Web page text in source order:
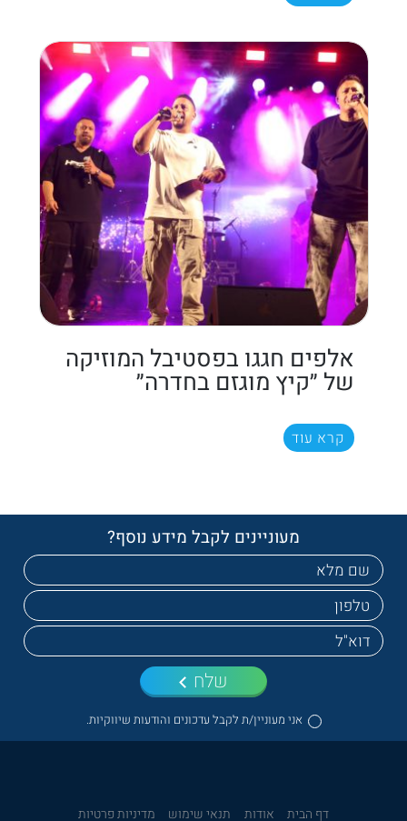
אלפים חגגו בפסטיבל המוזיקה
של ״קיץ מוגזם בחדרה״
קרא עוד
מעוניינים לקבל מידע נוסף?
אני מעוניין/ת לקבל עדכונים והודעות שיווקיות.
שלח
דף הבית אודות תנאי שימוש מדיניות פרטיות